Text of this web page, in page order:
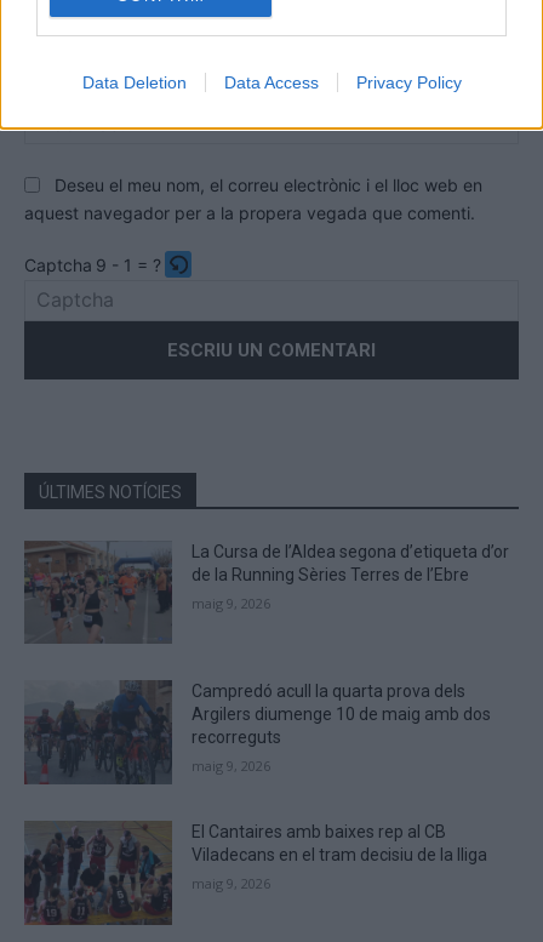
Data Deletion Data Access Privacy Policy
Deseu el meu nom, el correu electrònic i el lloc web en
aquest navegador per a la propera vegada que comenti.
Captcha 9 - 1 = ?
the
the
CAPTCHA
to
verify
that
you
ÚLTIMES NOTÍCIES
La Cursa de l’Aldea segona d’etiqueta d’or
de la Running Sèries Terres de l’Ebre
maig 9, 2026
Campredó acull la quarta prova dels
Argilers diumenge 10 de maig amb dos
recorreguts
maig 9, 2026
El Cantaires amb baixes rep al CB
Viladecans en el tram decisiu de la lliga
maig 9, 2026